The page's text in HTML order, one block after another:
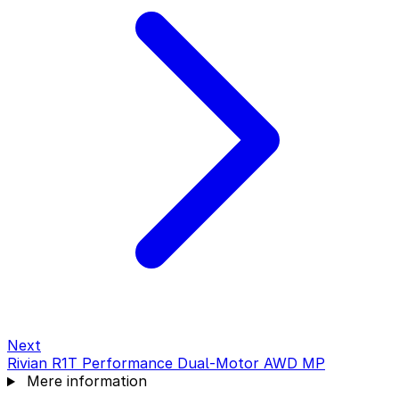
Next
Rivian R1T Performance Dual-Motor AWD MP
Mere information